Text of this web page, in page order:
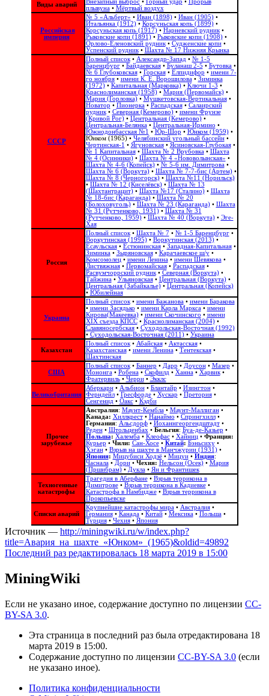
Виды аварий Внезапный выброс• Горный удар • Прорыв
плывуна• Мёртвый воздух
Российская
империя
№ 5 «Альберт» • Иван (1898)• Иван (1905)•
Итальянка (1912)• Корсуньская копь (1899)•
Корсуньская копь (1917)• Нарневский рудник•
Рыковские копи (1891)• Рыковские копи (1908)•
Орлово-Еленовский рудник• Судженские копи•
Успенский рудник• Шахта № 17 Нижняя Крынка
СССР
Полный список• Александр-Запад• № 1-5
Баренцбург• Байдаевская• Буланаш 2-5 • Бутовка•
№ 6 Глубоковская• Горская• Елпидифор • имени 7-
го ноября• имени К. Е. Ворошилова• Зиминка
(1972)• Капитальная (Марковка)• Ключи 1-3 •
Краснолиманская (1958)• Мария (Первомайск)•
Мария (Горловка)• Мушкетовская-Вертикальная•
Новатор • Пионерка• Распадская• Салаирский
рудник• Северная (Кемерово)• имени Фрунзе
(Кривой Рог)• Центральная (Кемерово)•
Центральная-Белянка• Центральная-Ирмино •
Южнодонбасская №1 • Юр-Шор • Юнком (1959)•
Юнком (1965)• Челябинский угольный бассейн•
Чертинская-1 • Ягуновская• Ясиновская-Глубокая•
№ 1 Капитальная• Шахта № 2 Врубовка• Шахта
№ 4 (Осинники)• Шахта № 4 «Нововолынская» •
Шахта № 4-6 (Копейск)• № 5-6 им. Димитрова•
Шахта № 6 (Воркута)• Шахта № 7-7-бис (Артем)•
Шахта № 8 (Черногорск)• Шахта №11 (Норильск)
• Шахта № 12 (Киселёвск)• Шахта № 13
(Шахтантрацит)• Шахта №17 (Сталино)• Шахта
№ 18-бис (Караганда)• Шахта № 20
(Болоховуголь)‎• Шахта № 23 (Караганда)• Шахта
№ 31 (Рутченково, 1931)• Шахта № 31
(Рутченково, 1959)• Шахта № 40 (Воркута)• Эге-
Хая
Россия
Полный список• Шахта № 7• № 1-5 Баренцбург•
Воркутинская (1995)• Воркутинская (2013)•
Есаульская• Естюнинская• Западная-Капитальная•
Зиминка• Зыряновская• Карачаевское ш/у•
Комсомолец• имени Ленина• имени Шевякова•
Листвяжная• Первомайская• Распадская•
Расвумчоррский рудник• Северная (Воркута)•
Тайжина• Ульяновская• Центральная (Воркута)•
Центральная (Забайкалье)• Центральная (Копейск)
• Юбилейная
Украина
Полный список• имени Бажанова• имени Баракова
• имени Засядько • имени Карла Маркса• имени
Кирова(Макеевка)• имени Скочинского • имени
ХІХ съезда КПСС• Краснолиманская (2004)•
Славяносербская• Суходольская-Восточная (1992)
• Суходольская-Восточная (2011)• Украина
Казахстан
Полный список• Абайская• Актасская•
Казахстанская• имени Ленина• Тентекская•
Шахтинская
США
Полный список• Баннер • Дарр • Доусон• Мазер •
Мононга• Робена• Скофилд• Ханна• Харвик•
Фратервиль• Черри• Экклс
Великобритания
Аберкарн• Альбион‎• Блантайр • Изингтон•
Ферндейл• Гресфорде• Хускар • Претория•
Сенгенид• Оакс• Кэдби
Прочее
зарубежье
Австралия: Маунт-Кембла• Маунт-Маллиган•
Канада: Хиллкрест• Нанаймо • Спрингхилл•
Германия: Альсдорф• Йоханнгеоргендштадт•
Реден• Штольценбах• Бельгия: Буа-де-Казьер •
Польша: Халемба• Клеофас• Хайниц• Франция:
Курьер • Чили: Сан-Хосе• Китай: Бэньсиху•
Хэган• Взрыв на шахте в Манчжурии (1931)•
Япония: Мицубиси Ходзё• Мицуи• Индия:
Часнала• Дори• Чехия: Нельсон (Осек)• Мария
(Пршибрам)• Дукла• Ян и Франтишек
Техногенные
катастрофы
Трагедия в Аберфане• Взрыв террикона в
Димитрове• Взрыв террикона в Кадиевке•
Катастрофа в Намбидже• Взрыв террикона в
Прокопьевске
Списки аварий
Крупнейшие катастрофы мира• Австралия•
Германия• Канада• Китай• Мексика• Польша•
Турция• Чехия• Япония
Источник — http://miningwiki.ru/w/index.php?
title=Авария_на_шахте_«Юнком»_(1965)&oldid=49892
Последний раз редактировалась 18 марта 2019 в 15:00
MiningWiki
Если не указано иное, содержание доступно по лицензии CC-
BY-SA 3.0.
Эта страница в последний раз была отредактирована 18
марта 2019 в 15:00.
Содержание доступно по лицензии CC-BY-SA 3.0 (если
не указано иное).
Политика конфиденциальности